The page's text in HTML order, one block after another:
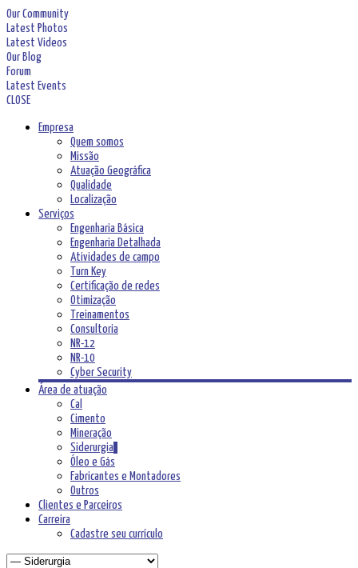
Our Community
Latest Photos
Latest Videos
Our Blog
Forum
Latest Events
CLOSE
Empresa
Quem somos
Missão
Atuação Geográfica
Qualidade
Localização
Serviços
Engenharia Básica
Engenharia Detalhada
Atividades de campo
Turn Key
Certificação de redes
Otimização
Treinamentos
Consultoria
NR-12
NR-10
Cyber Security
Área de atuação
Cal
Cimento
Mineração
Siderurgia
Óleo e Gás
Fabricantes e Montadores
Outros
Clientes e Parceiros
Carreira
Cadastre seu currículo